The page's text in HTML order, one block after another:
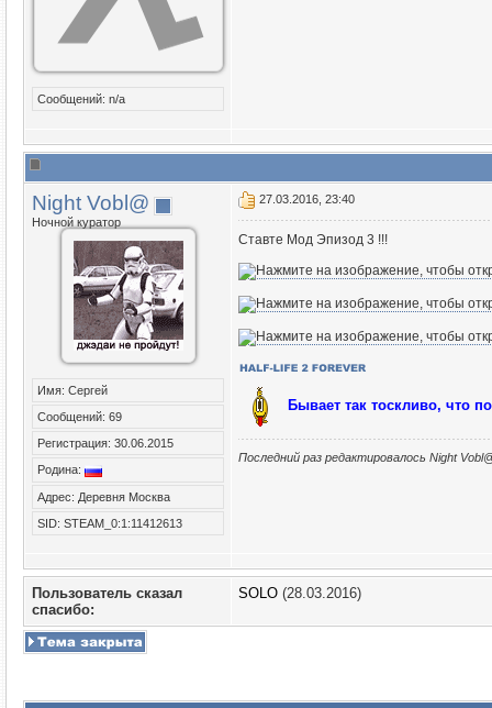
Сообщений: n/a
Night Vobl@
Ночной куратор
Имя: Сергей
Сообщений: 69
Регистрация: 30.06.2015
Родина:
Адрес: Деревня Москва
SID: STEAM_0:1:11412613
27.03.2016, 23:40
Ставте Мод Эпизод 3 !!!
Бывает так тоскливо, что
Последний раз редактировалось Night
Пользователь сказал
cпасибо:
SOLO (28.03.2016)